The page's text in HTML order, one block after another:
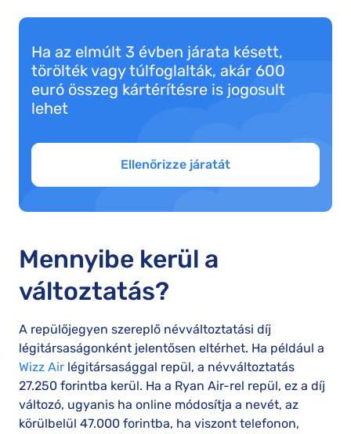
Ha az elmúlt 3 évben járata késett,
törölték vagy túlfoglalták, akár 600
euró összeg kártérítésre is jogosult
lehet
Ellenőrizze járatát
Mennyibe kerül a
változtatás?
A repülőjegyen szereplő névváltoztatási díj
légitársaságonként jelentősen eltérhet. Ha például a
Wizz Air légitársasággal repül, a névváltoztatás
27.250 forintba kerül. Ha a Ryan Air-rel repül, ez a díj
változó, ugyanis ha online módosítja a nevét, az
körülbelül 47.000 forintba, ha viszont telefonon,